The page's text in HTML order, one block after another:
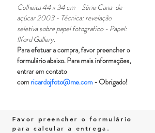
Colheita 44 x 34 cm - Série Cana-de-
açúcar 2003 - Técnica: revelação
seletiva sobre papel fotografico - Papel:
Ilford Gallery.
Para efetuar a compra, favor preencher o
formulário abaixo. Para mais informações,
entrar em contato
com ricardojfoto@me.com - Obrigado!
Favor preencher o formulário
para calcular a entrega.